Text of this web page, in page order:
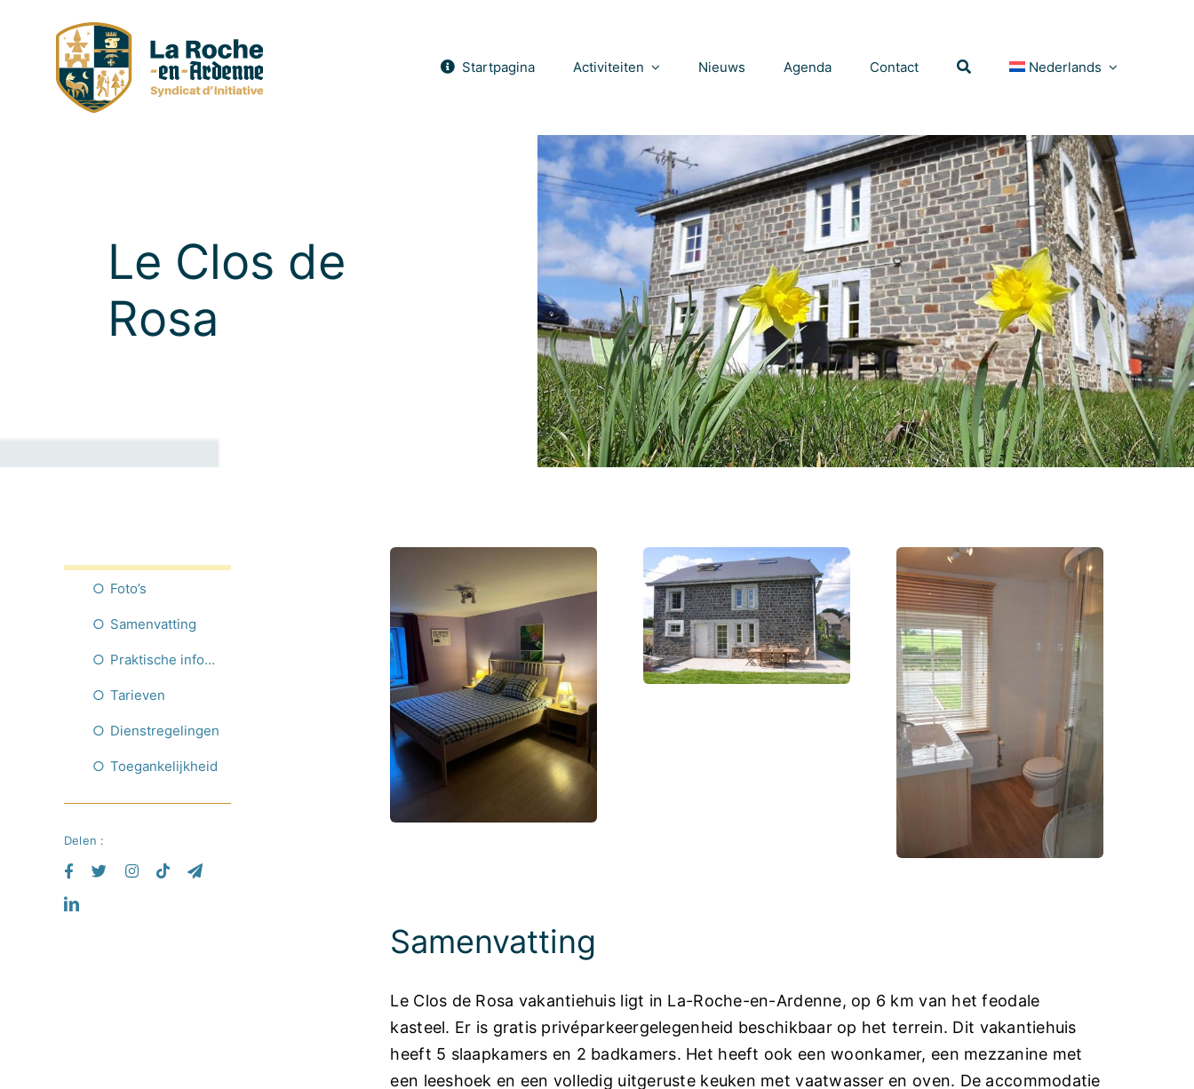
content
Startpagina Activiteiten Nieuws Agenda Contact Nederlands
Le Clos de
Rosa
Foto’s
Samenvatting
Praktische informatie
Tarieven
Dienstregelingen
Toegankelijkheid
Delen :
Samenvatting
Le Clos de Rosa vakantiehuis ligt in La-Roche-en-Ardenne, op 6 km van het feodale
kasteel. Er is gratis privéparkeergelegenheid beschikbaar op het terrein. Dit vakantiehuis
heeft 5 slaapkamers en 2 badkamers. Het heeft ook een woonkamer, een mezzanine met
een leeshoek en een volledig uitgeruste keuken met vaatwasser en oven. De accommodatie